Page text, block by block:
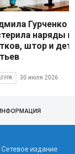
Гурченко
наряды
штор и
30 июля 2026
издание